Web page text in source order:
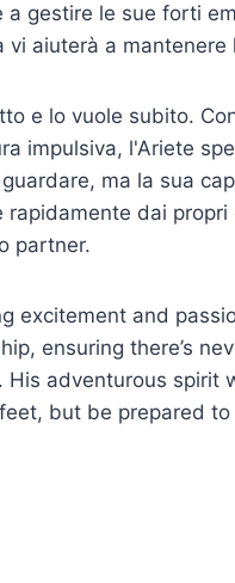
a gestire le sue forti
vi aiuterà a mantenere
e lo vuole subito.
impulsiva, l'Ariete
ma la sua
rapidamente dai propri
partner.
excitement and
ensuring there’s
His adventurous spirit
but be prepared to